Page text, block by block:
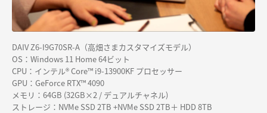
DAIV Z6-I9G70SR-A（高畑さまカスタマイズモデル）
OS：Windows 11 Home 64ビット
CPU：インテル® Core™ i9-13900KF プロセッサー
GPU：GeForce RTX™ 4090
メモリ：64GB (32GB×2 / デュアルチャネル)
ストレージ：NVMe SSD 2TB +NVMe SSD 2TB＋ HDD 8TB